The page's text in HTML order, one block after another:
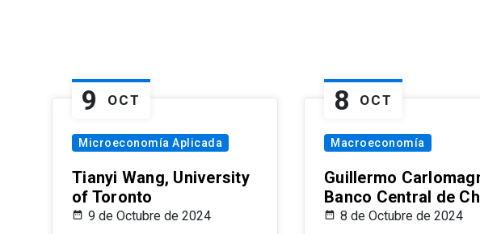
9 OCT
Microeconomía Aplicada
Tianyi Wang, University
of Toronto
9 de Octubre de 2024
8 OCT
Macroeconomía
Guillermo
Banco Central de
8 de Octubre de 2024